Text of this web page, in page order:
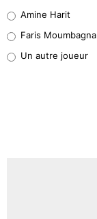
1%
9%
Amine Harit
Faris Moumbagna
Un autre joueur